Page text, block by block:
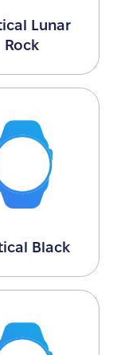
Lunar
Rock
Black